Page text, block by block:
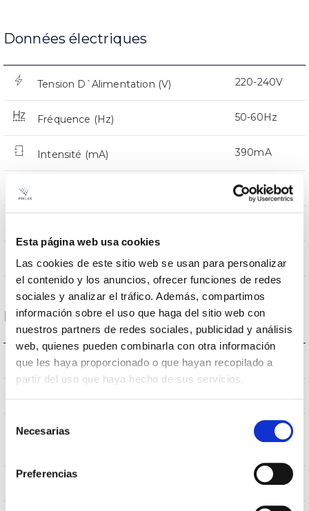
Esta página web usa cookies
Las cookies de este sitio web se usan para personalizar
el contenido y los anuncios, ofrecer funciones de redes
sociales y analizar el tráfico. Además, compartimos
información sobre el uso que haga del sitio web con
nuestros partners de redes sociales, publicidad y análisis
web, quienes pueden combinarla con otra información
que les haya proporcionado o que hayan recopilado a
partir del uso que haya hecho de sus servicios.
Necesarias
Preferencias
Données électriques
Tension D`Alimentation (V) 220-240V
Fréquence (Hz) 50-60Hz
Intensité (mA) 390mA
0,93
Atténuation
Dimensions et montage
L’assemblée 207638,537933,538237,538244
Position de
Superficie/Suspendido